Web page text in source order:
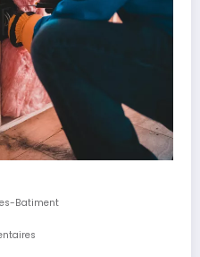
Batiment